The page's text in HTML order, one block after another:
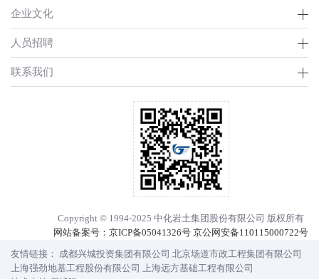
企业文化
人员招聘
联系我们
Copyright © 1994-2025 中化岩土集团股份有限公司 版权所有
网站备案号： 京ICP备05041326号 京公网安备110115000722号
友情链接： 成都兴城投资集团有限公司 北京场道市政工程集团有限公司
上海强劲地基工程股份有限公司 上海远方基础工程有限公司